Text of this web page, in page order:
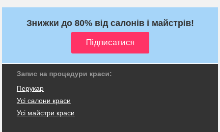
Знижки до 80% від салонів і майстрів!
Запис на процедури краси:
Перукар
Усі салони краси
Усі майстри краси